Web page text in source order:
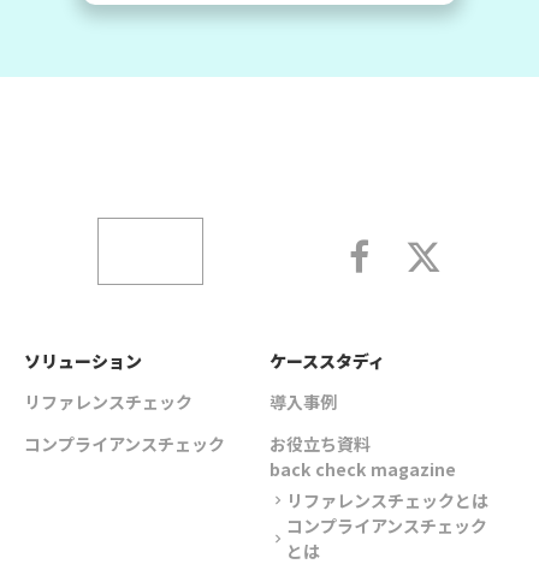
ソリューション
リファレンスチェック
コンプライアンスチェック
ケーススタディ
導入事例
お役立ち資料
back check magazine
chevron_right リファレンスチェックとは
chevron_right
コンプライアンスチェック
とは